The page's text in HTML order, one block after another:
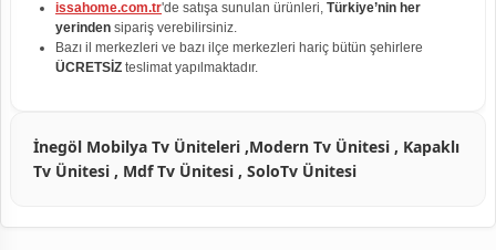
issahome.com.tr'de satışa sunulan ürünleri, Türkiye’nin her
yerinden sipariş verebilirsiniz.
Bazı il merkezleri ve bazı ilçe merkezleri hariç bütün şehirlere
ÜCRETSİZ teslimat yapılmaktadır.
İnegöl Mobilya Tv Üniteleri ,Modern Tv Ünitesi , Kapaklı
Tv Ünitesi , Mdf Tv Ünitesi , SoloTv Ünitesi